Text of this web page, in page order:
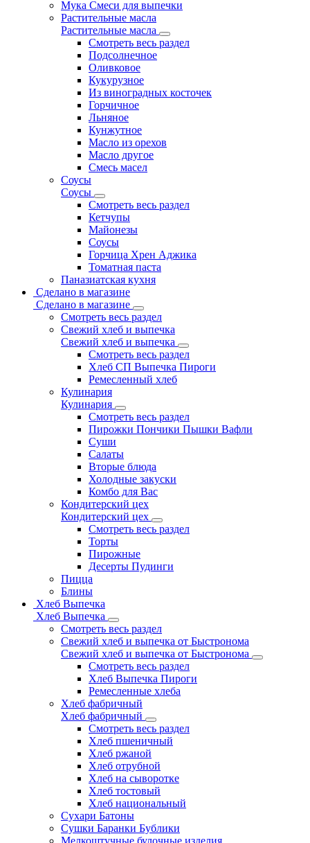
Мука Смеси для выпечки
Растительные масла
Растительные масла
Смотреть весь раздел
Подсолнечное
Оливковое
Кукурузное
Из виноградных косточек
Горчичное
Льняное
Кунжутное
Масло из орехов
Масло другое
Смесь масел
Соусы
Соусы
Смотреть весь раздел
Кетчупы
Майонезы
Соусы
Горчица Хрен Аджика
Томатная паста
Паназиатская кухня
Сделано в магазине
Сделано в магазине
Смотреть весь раздел
Свежий хлеб и выпечка
Свежий хлеб и выпечка
Смотреть весь раздел
Хлеб СП Выпечка Пироги
Ремесленный хлеб
Кулинария
Кулинария
Смотреть весь раздел
Пирожки Пончики Пышки Вафли
Суши
Салаты
Вторые блюда
Холодные закуски
Комбо для Вас
Кондитерский цех
Кондитерский цех
Смотреть весь раздел
Торты
Пирожные
Десерты Пудинги
Пицца
Блины
Хлеб Выпечка
Хлеб Выпечка
Смотреть весь раздел
Свежий хлеб и выпечка от Быстронома
Свежий хлеб и выпечка от Быстронома
Смотреть весь раздел
Хлеб Выпечка Пироги
Ремесленные хлеба
Хлеб фабричный
Хлеб фабричный
Смотреть весь раздел
Хлеб пшеничный
Хлеб ржаной
Хлеб отрубной
Хлеб на сыворотке
Хлеб тостовый
Хлеб национальный
Сухари Батоны
Сушки Баранки Бублики
Мелкоштучные булочные изделия